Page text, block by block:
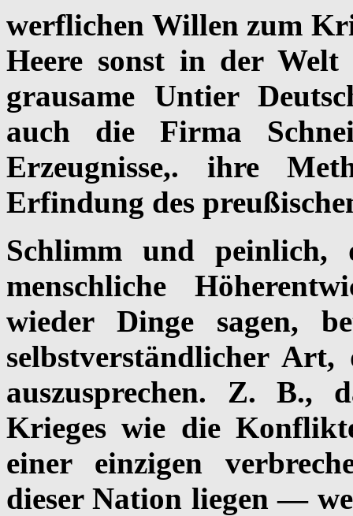
werflichen Willen zum
Heere sonst in der
grausame Untier
auch die Firma
Erzeugnisse,. ihre
Erfindung des
Schlimm und
menschliche
wieder Dinge sagen,
selbstverständlicher
auszusprechen. Z. B.,
Krieges wie die
einer einzigen
dieser Nation liegen —